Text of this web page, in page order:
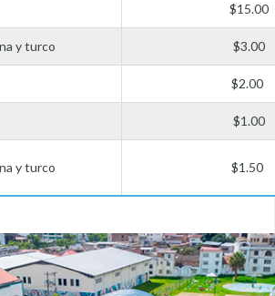
$15.00
y turco $3.00
$2.00
$1.00
y turco $1.50